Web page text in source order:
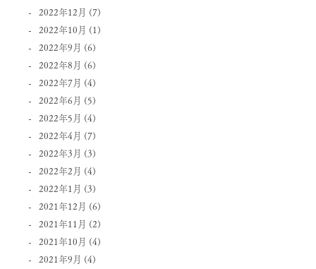
2022年12月 (7)
2022年10月 (1)
2022年9月 (6)
2022年8月 (6)
2022年7月 (4)
2022年6月 (5)
2022年5月 (4)
2022年4月 (7)
2022年3月 (3)
2022年2月 (4)
2022年1月 (3)
2021年12月 (6)
2021年11月 (2)
2021年10月 (4)
2021年9月 (4)